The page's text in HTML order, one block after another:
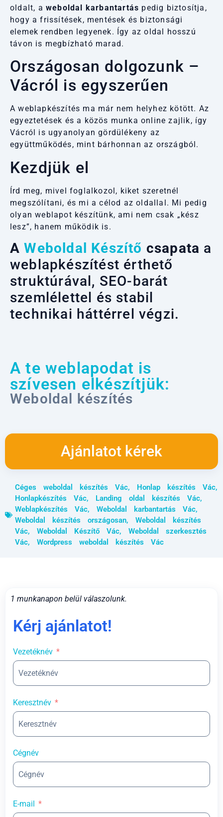
oldalt, a weboldal karbantartás pedig biztosítja,
hogy a frissítések, mentések és biztonsági
elemek rendben legyenek. Így az oldal hosszú
távon is megbízható marad.
Országosan dolgozunk –
Vácról is egyszerűen
A weblapkészítés ma már nem helyhez kötött. Az
egyeztetések és a közös munka online zajlik, így
Vácról is ugyanolyan gördülékeny az
együttműködés, mint bárhonnan az országból.
Kezdjük el
Írd meg, mivel foglalkozol, kiket szeretnél
megszólítani, és mi a célod az oldallal. Mi pedig
olyan weblapot készítünk, ami nem csak „kész
lesz”, hanem működik is.
AWeboldal Készítő csapata a
weblapkészítést érthető
struktúrával, SEO-barát
szemlélettel és stabil
technikai háttérrel végzi.
A te weblapodat is
szívesen elkészítjük:
Weboldal készítés
Ajánlatot kérek
Céges weboldal készítés Vác, Honlap készítés Vác,
Honlapkészítés Vác, Landing oldal készítés Vác,
Weblapkészítés Vác, Weboldal karbantartás Vác,
Weboldal készítés országosan, Weboldal készítés
Vác, Weboldal Készítő Vác, Weboldal szerkesztés
Vác, Wordpress weboldal készítés Vác
1 munkanapon belül válaszolunk.
Kérj ajánlatot!
Vezetéknév
Keresztnév
Cégnév
E-mail